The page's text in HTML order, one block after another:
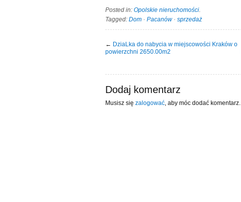
Posted in: Opolskie nieruchomości.
Tagged: Dom · Pacanów· sprzedaż
← DziaLka do nabycia w miejscowości Kraków o
powierzchni 2650.00m2
Dodaj komentarz
Musisz się zalogować , aby móc dodać komentarz.